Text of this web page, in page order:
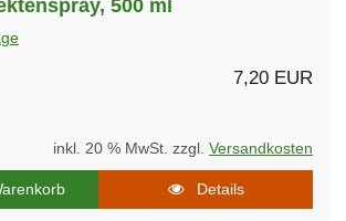
500 ml
7,20 EUR
inkl. 20 % MwSt. zzgl. Versandkosten
Details